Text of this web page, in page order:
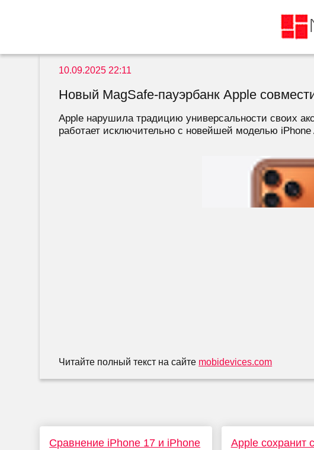
10.09.2025 22:11
Новый MagSafe-пауэрбанк Apple
Apple нарушила традицию универсальности своих
работает исключительно с новейшей моделью iPhone
Читайте полный текст на сайте mobidevices.com
Сравнение iPhone 17 и iPhone
Apple сохранит